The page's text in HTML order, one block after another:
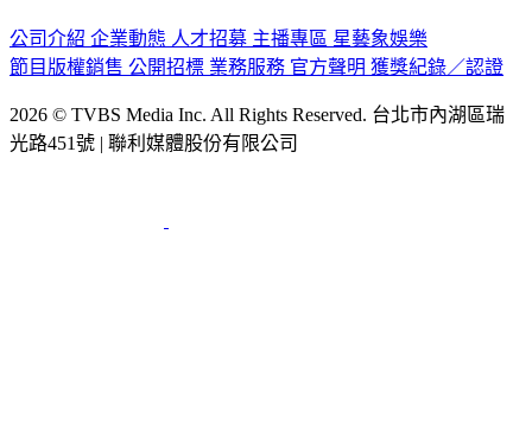
公司介紹 企業動態 人才招募 主播專區 星藝象娛樂
節目版權銷售 公開招標 業務服務 官方聲明 獲獎紀錄／認證
2026 © TVBS Media Inc. All Rights Reserved. 台北市內湖區瑞
光路451號 | 聯利媒體股份有限公司